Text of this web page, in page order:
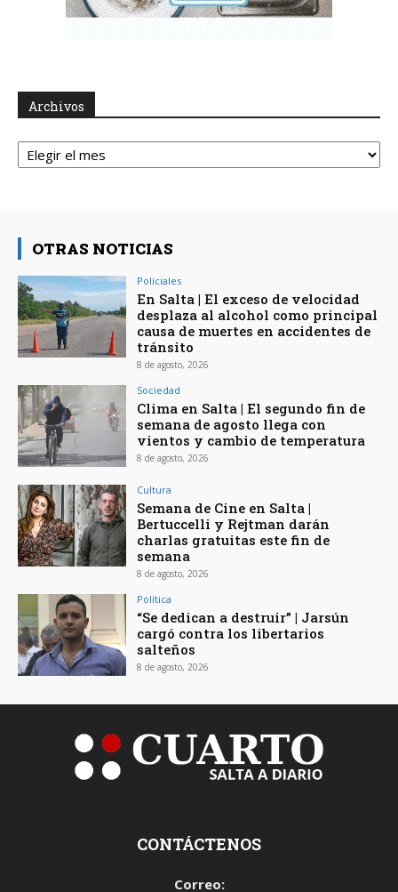
Archivos
Archivos
OTRAS NOTICIAS
Policiales
En Salta | El exceso de velocidad
desplaza al alcohol como principal
causa de muertes en accidentes de
tránsito
8 de agosto, 2026
Sociedad
Clima en Salta | El segundo fin de
semana de agosto llega con
vientos y cambio de temperatura
8 de agosto, 2026
Cultura
Semana de Cine en Salta |
Bertuccelli y Rejtman darán
charlas gratuitas este fin de
semana
8 de agosto, 2026
Política
“Se dedican a destruir” | Jarsún
cargó contra los libertarios
salteños
8 de agosto, 2026
CONTÁCTENOS
Correo: